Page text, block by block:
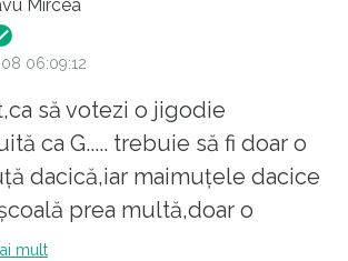
gloata cu onomatopee, si se
vor ajunge deportati. si in
autoaprinde. atunci vom
pamant.
vedeți si-i auziți în reportajele
și adunaturi. Sunt
Sunt aceeași si
Unii sunt profund
și disperați, dar nimic nu
încrâncenarea cu care merg
după sarlatani.
Mircea
06:09:12
să votezi o jigodie
ca G..... trebuie să fi doar o
dacică,iar maimuțele dacice
prea multă,doar o
mai mult